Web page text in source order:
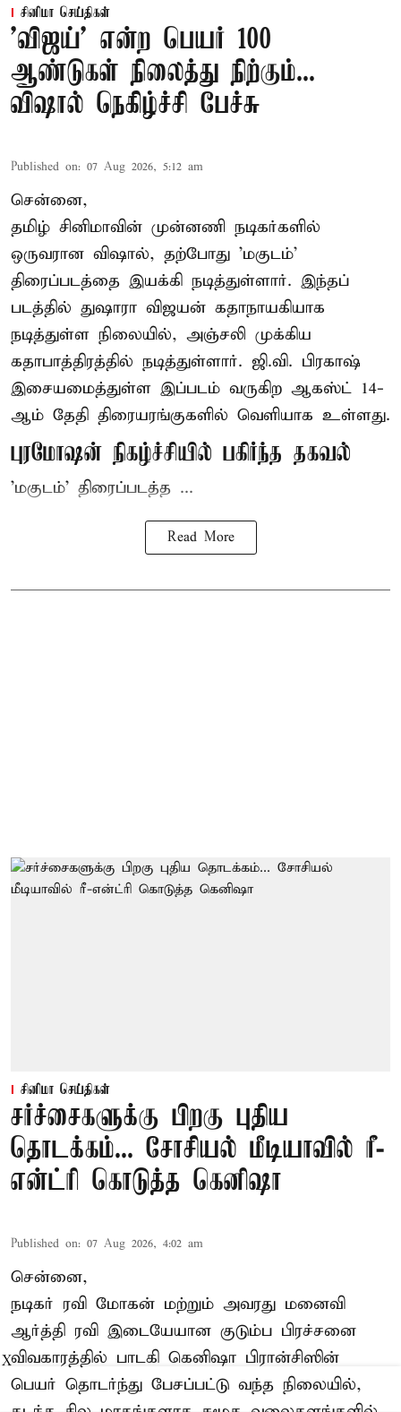
சினிமா செய்திகள்
'விஜய்' என்ற பெயர் 100
ஆண்டுகள் நிலைத்து நிற்கும்...
விஷால் நெகிழ்ச்சி பேச்சு
Published on: 07 Aug 2026, 5:12 am
சென்னை,
தமிழ் சினிமாவின் முன்னணி நடிகர்களில்
ஒருவரான விஷால், தற்போது 'மகுடம்'
திரைப்படத்தை இயக்கி நடித்துள்ளார். இந்தப்
படத்தில் துஷாரா விஜயன் கதாநாயகியாக
நடித்துள்ள நிலையில், அஞ்சலி முக்கிய
கதாபாத்திரத்தில் நடித்துள்ளார். ஜி.வி. பிரகாஷ்
இசையமைத்துள்ள இப்படம் வருகிற ஆகஸ்ட் 14-
ஆம் தேதி திரையரங்குகளில் வெளியாக உள்ளது.
புரமோஷன் நிகழ்ச்சியில் பகிர்ந்த தகவல்
'மகுடம்' திரைப்படத்த ...
Read More
சினிமா செய்திகள்
சர்ச்சைகளுக்கு பிறகு புதிய
தொடக்கம்... சோசியல் மீடியாவில் ரீ-
என்ட்ரி கொடுத்த கெனிஷா
Published on: 07 Aug 2026, 4:02 am
சென்னை,
நடிகர் ரவி மோகன் மற்றும் அவரது மனைவி
ஆர்த்தி ரவி இடையேயான குடும்ப பிரச்சனை
விவகாரத்தில் பாடகி கெனிஷா பிரான்சிஸின்
பெயர் தொடர்ந்து பேசப்பட்டு வந்த நிலையில்,
X